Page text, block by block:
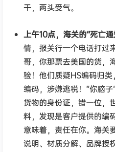
干，两头受气。
上午10点，海关的“死亡通
情，报关行一个电话打过
哥，你那票去美国的货，
验！他们质疑HS编码归
编码，涉嫌逃税！”你脑
货物的身份证，错一位，
料，发现是客户提供的编
意味着，责任在你。海关
说明、材质分解、品牌授